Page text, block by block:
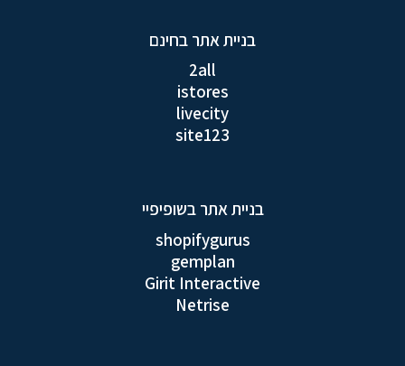
בניית אתר בחינם
2all
istores
livecity
site123
בניית אתר בשופיפיי
shopifygurus
gemplan
Girit Interactive
Netrise